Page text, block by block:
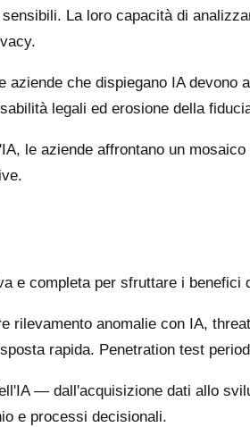
La loro capacità di
che dispiegano IA devono
legali ed erosione della
le aziende affrontano un
e completa per sfruttare i benefici
rilevamento anomalie con IA,
rapida. Penetration test
— dall'acquisizione dati allo
e processi decisionali.